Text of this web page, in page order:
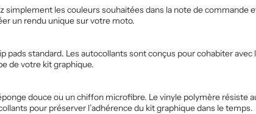
les couleurs souhaitées dans la note de commande
un rendu unique sur votre moto.
standard. Les autocollants sont conçus pour cohabiter
de votre kit graphique.
douce ou un chiffon microfibre. Le vinyle polymère résiste
pour préserver l’adhérence du kit graphique dans le temps.